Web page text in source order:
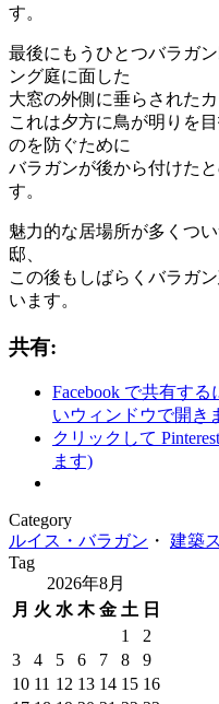
す。
最後にもうひとつバラガ
ング庭に面した
大窓の外側に垂らされた
これは夕方に鳥が明りを
のを防ぐために
バラガンが後から付けた
す。
魅力的な居場所が多くつ
邸、
この後もしばらくバラガ
います。
共有:
Facebook で共有す
いウィンドウで開き
クリックして
ます)
Category
ルイス・バラガン ・ 建築
Tag
2026年8月
月 火 水 木 金 土 日
1
2
3
4 5 6 7 8
9
10 11 12 13 14 15 16